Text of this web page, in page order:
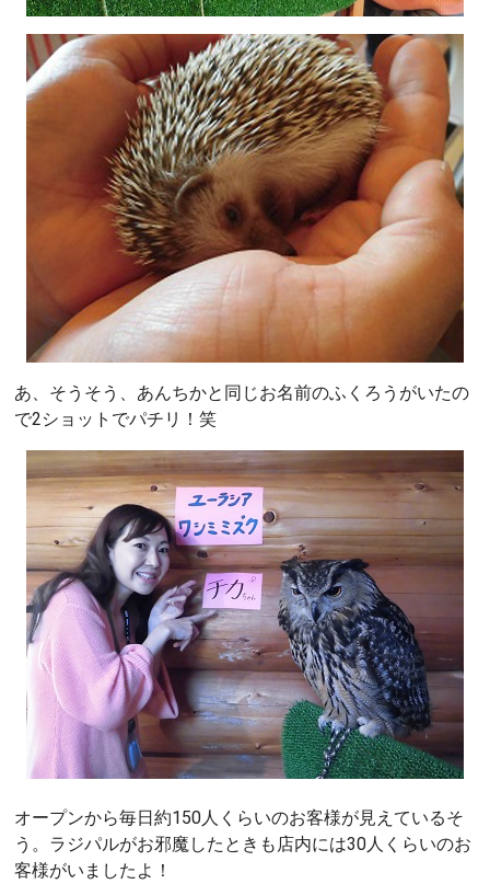
あ、そうそう、あんちかと同じお名前のふくろうがいたの
で2ショットでパチリ！笑
オープンから毎日約150人くらいのお客様が見えているそ
う。ラジパルがお邪魔したときも店内には30人くらいのお
客様がいましたよ！